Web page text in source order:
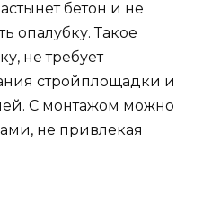
бетон и не
опалубку. Такое
не требует
стройплощадки и
С монтажом можно
не привлекая